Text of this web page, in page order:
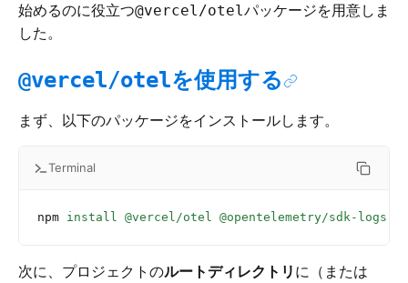
始めるのに役立つ@vercel/otelパッケージを用意しま
した。
@vercel/otelを使用する
まず、以下のパッケージをインストールします。
Terminal
npm install @vercel/otel @opentelemetry/sdk-logs
次に、プロジェクトのルートディレクトリ に（または